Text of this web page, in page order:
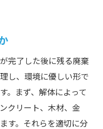
セスの流れ
す環境効果
意点
法の実践例
完了した後に残る廃棄
し、環境に優しい形で
。まず、解体によって
クリート、木材、金
す。それらを適切に分